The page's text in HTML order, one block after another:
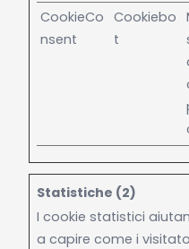
CookieCo
nsent
Cookiebo
t
Statistiche (2)
I cookie statistici
a capire come i